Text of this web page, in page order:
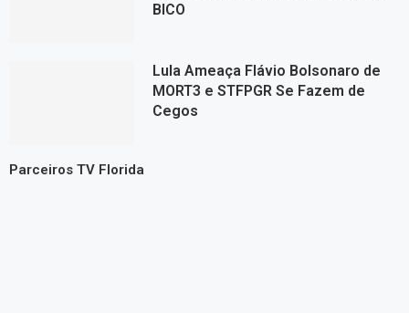
BICO
Lula Ameaça Flávio Bolsonaro de
MORT3 e STFPGR Se Fazem de
Cegos
Parceiros TV Florida